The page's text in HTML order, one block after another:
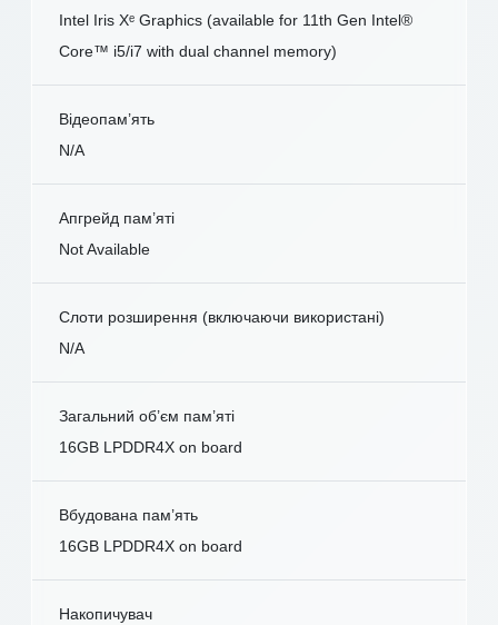
Intel Iris Xᵉ Graphics (available for 11th Gen Intel®
Core™ i5/i7 with dual channel memory)
Відеопам’ять
N/A
Апгрейд пам’яті
Not Available
Слоти розширення (включаючи використані)
N/A
Загальний об’єм пам’яті
16GB LPDDR4X on board
Вбудована пам’ять
16GB LPDDR4X on board
Накопичувач